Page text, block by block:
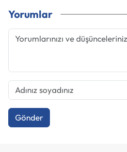
Yorumlar
Gönder